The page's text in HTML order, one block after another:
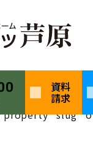
資料
請求
key 0 in/home/
"name"
key 0 in /home/
property "slug"